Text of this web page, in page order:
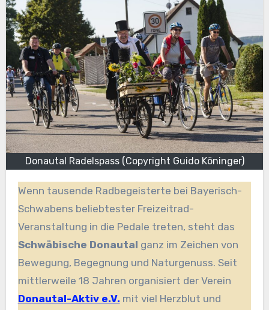
Donautal Radelspass (Copyright Guido Köninger)
Wenn tausende Radbegeisterte bei Bayerisch-
Schwabens beliebtester Freizeitrad-
Veranstaltung in die Pedale treten, steht das
Schwäbische Donautal ganz im Zeichen von
Bewegung, Begegnung und Naturgenuss. Seit
mittlerweile 18 Jahren organisiert der Verein
Donautal-Aktiv e.V. mit viel Herzblut und